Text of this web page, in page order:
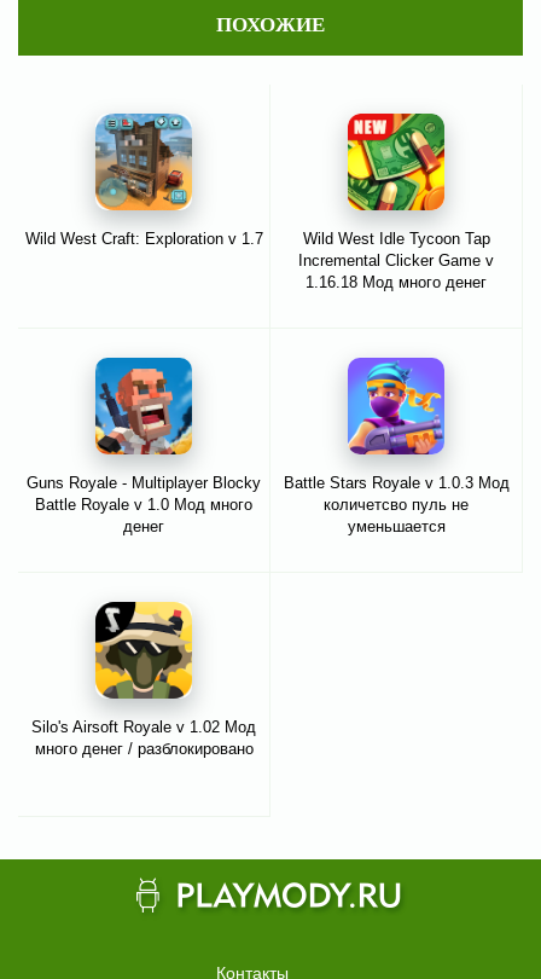
ПОХОЖИЕ
Wild West Craft: Exploration v 1.7
Wild West Idle Tycoon Tap
Incremental Clicker Game v
1.16.18 Мод много денег
Guns Royale - Multiplayer Blocky
Battle Royale v 1.0 Мод много
денег
Battle Stars Royale v 1.0.3 Мод
количетсво пуль не
уменьшается
Silo's Airsoft Royale v 1.02 Мод
много денег / разблокировано
Контакты